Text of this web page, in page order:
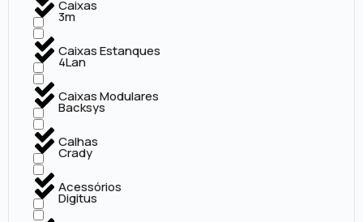
Caixas
Caixas Estanques
Caixas Modulares
Calhas
Acessórios
3m
4Lan
Backsys
Crady
Digitus